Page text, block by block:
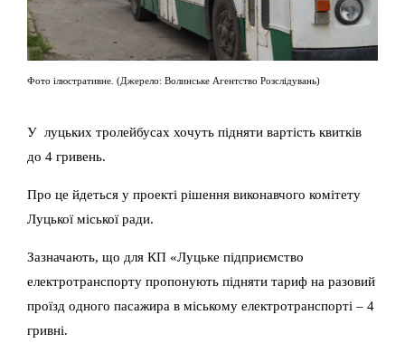
Фото ілюстративне. (Джерело: Волинське Агентство Розслідувань)
У луцьких тролейбусах хочуть підняти вартість квитків
до 4 гривень.
Про це йдеться у проекті рішення виконавчого комітету
Луцької міської ради.
Зазначають, що для КП «Луцьке підприємство
електротранспорту пропонують підняти тариф на разовий
проїзд одного пасажира в міському електротранспорті – 4
гривні.